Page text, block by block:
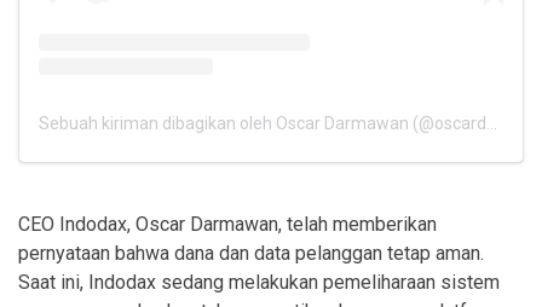
CEO Indodax, Oscar Darmawan, telah memberikan
pernyataan bahwa dana dan data pelanggan tetap aman.
Saat ini, Indodax sedang melakukan pemeliharaan sistem